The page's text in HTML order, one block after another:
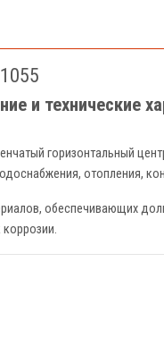
и технические
горизонтальный
отопления,
обеспечивающих